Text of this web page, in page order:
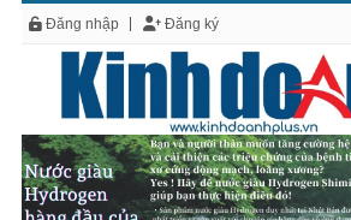
Đăng nhập Đăng ký